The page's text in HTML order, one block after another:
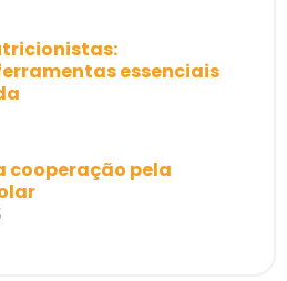
essenciais
cooperação pela